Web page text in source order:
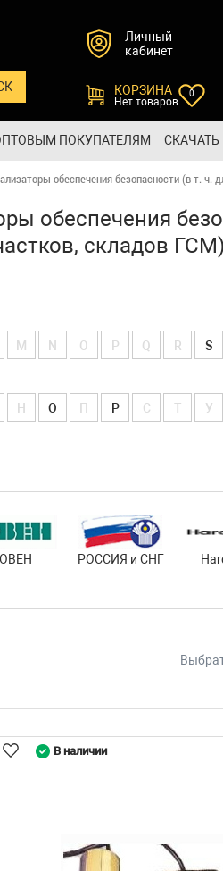
Личный
кабинет
КОРЗИНА
Нет товаров
0
ПОКУПАТЕЛЯМ СКАЧАТЬ
обеспечения безопасности (в т.
обеспечения
складов ГСМ)
M N O P Q R S
Н О П Р С Т У
ОВЕН РОССИЯ и СНГ
В наличии